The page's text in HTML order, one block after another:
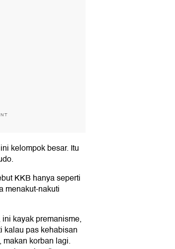
kelompok besar. Itu
KKB hanya seperti
menakut-nakuti
kayak premanisme,
kalau pas kehabisan
korban lagi.